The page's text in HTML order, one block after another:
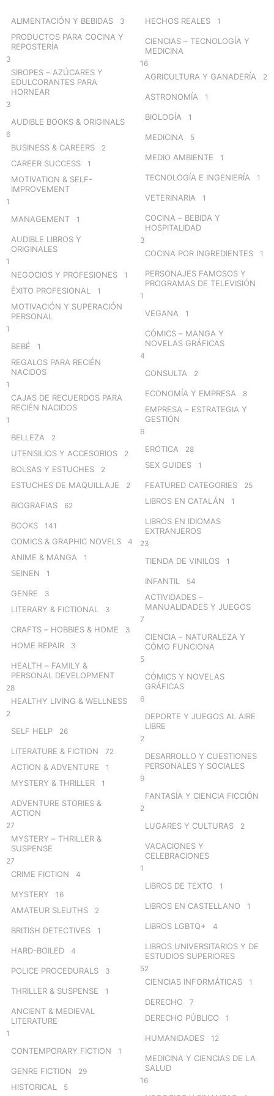
ALIMENTACIÓN Y BEBIDAS 3
PRODUCTOS PARA COCINA Y
REPOSTERÍA
3
SIROPES – AZÚCARES Y
EDULCORANTES PARA
HORNEAR
3
AUDIBLE BOOKS & ORIGINALS
6
BUSINESS & CAREERS 2
CAREER SUCCESS 1
MOTIVATION & SELF-
IMPROVEMENT
1
MANAGEMENT 1
AUDIBLE LIBROS Y
ORIGINALES
1
NEGOCIOS Y PROFESIONES 1
ÉXITO PROFESIONAL 1
MOTIVACIÓN Y SUPERACIÓN
PERSONAL
1
BEBÉ 1
REGALOS PARA RECIÉN
NACIDOS
1
CAJAS DE RECUERDOS PARA
RECIÉN NACIDOS
1
BELLEZA 2
UTENSILIOS Y ACCESORIOS 2
BOLSAS Y ESTUCHES 2
ESTUCHES DE MAQUILLAJE 2
BIOGRAFIAS 62
BOOKS 141
COMICS & GRAPHIC NOVELS 4
ANIME & MANGA 1
SEINEN 1
GENRE 3
LITERARY & FICTIONAL 3
CRAFTS – HOBBIES & HOME 3
HOME REPAIR 3
HEALTH – FAMILY &
PERSONAL DEVELOPMENT
28
HEALTHY LIVING & WELLNESS
2
SELF HELP 26
LITERATURE & FICTION 72
ACTION & ADVENTURE 1
MYSTERY & THRILLER 1
ADVENTURE STORIES &
ACTION
27
MYSTERY – THRILLER &
SUSPENSE
27
CRIME FICTION 4
MYSTERY 16
AMATEUR SLEUTHS 2
BRITISH DETECTIVES 1
HARD-BOILED 4
POLICE PROCEDURALS 3
THRILLER & SUSPENSE 1
ANCIENT & MEDIEVAL
LITERATURE
1
CONTEMPORARY FICTION 1
GENRE FICTION 29
HISTORICAL 5
HECHOS REALES 1
CIENCIAS – TECNOLOGÍA Y
MEDICINA
16
AGRICULTURA Y GANADERÍA 2
ASTRONOMÍA 1
BIOLOGÍA 1
MEDICINA 5
MEDIO AMBIENTE 1
TECNOLOGÍA E INGENIERÍA 1
VETERINARIA 1
COCINA – BEBIDA Y
HOSPITALIDAD
3
COCINA POR INGREDIENTES 1
PERSONAJES FAMOSOS Y
PROGRAMAS DE TELEVISIÓN
1
VEGANA 1
CÓMICS – MANGA Y
NOVELAS GRÁFICAS
4
CONSULTA 2
ECONOMÍA Y EMPRESA 8
EMPRESA – ESTRATEGIA Y
GESTIÓN
6
ERÓTICA 28
SEX GUIDES 1
FEATURED CATEGORIES 25
LIBROS EN CATALÁN 1
LIBROS EN IDIOMAS
EXTRANJEROS
23
TIENDA DE VINILOS 1
INFANTIL 54
ACTIVIDADES –
MANUALIDADES Y JUEGOS
7
CIENCIA – NATURALEZA Y
CÓMO FUNCIONA
5
CÓMICS Y NOVELAS
GRÁFICAS
6
DEPORTE Y JUEGOS AL AIRE
LIBRE
2
DESARROLLO Y CUESTIONES
PERSONALES Y SOCIALES
9
FANTASÍA Y CIENCIA FICCIÓN
2
LUGARES Y CULTURAS 2
VACACIONES Y
CELEBRACIONES
1
LIBROS DE TEXTO 1
LIBROS EN CASTELLANO 1
LIBROS LGBTQ+ 4
LIBROS UNIVERSITARIOS Y DE
ESTUDIOS SUPERIORES
52
CIENCIAS INFORMÁTICAS 1
DERECHO 7
DERECHO PÚBLICO 1
HUMANIDADES 12
MEDICINA Y CIENCIAS DE LA
SALUD
16